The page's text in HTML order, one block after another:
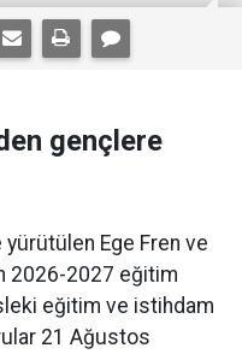
gençlere
Ege Fren ve
2026-2027 eğitim
eğitim ve istihdam
21 Ağustos